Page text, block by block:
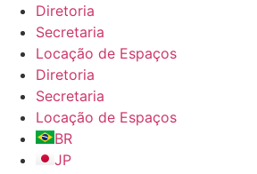
para
conteúdo
Diretoria
Secretaria
Locação de Espaços
Diretoria
Secretaria
Locação de Espaços
BR
JP